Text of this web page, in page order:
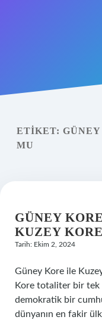
Yasal Uyarı
ETIKET:
MU
GÜNEY
KUZEY
Tarih: Ekim 2, 2024
Güney Kore ile
Kore totaliter bir tek
demokratik bir
dünyanın en fakir